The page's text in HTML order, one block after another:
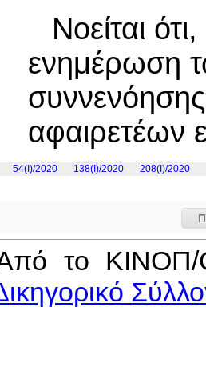
Νοείται
ενημέρωση
αφαιρετέων
54(I)/2020 138(I)/2020 208(I)/2020
το